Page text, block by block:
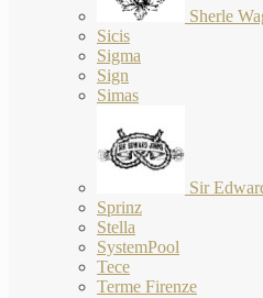
Sherle
Sicis
Sigma
Sign
Simas
Sir
Sprinz
Stella
SystemPool
Tece
Terme Firenze